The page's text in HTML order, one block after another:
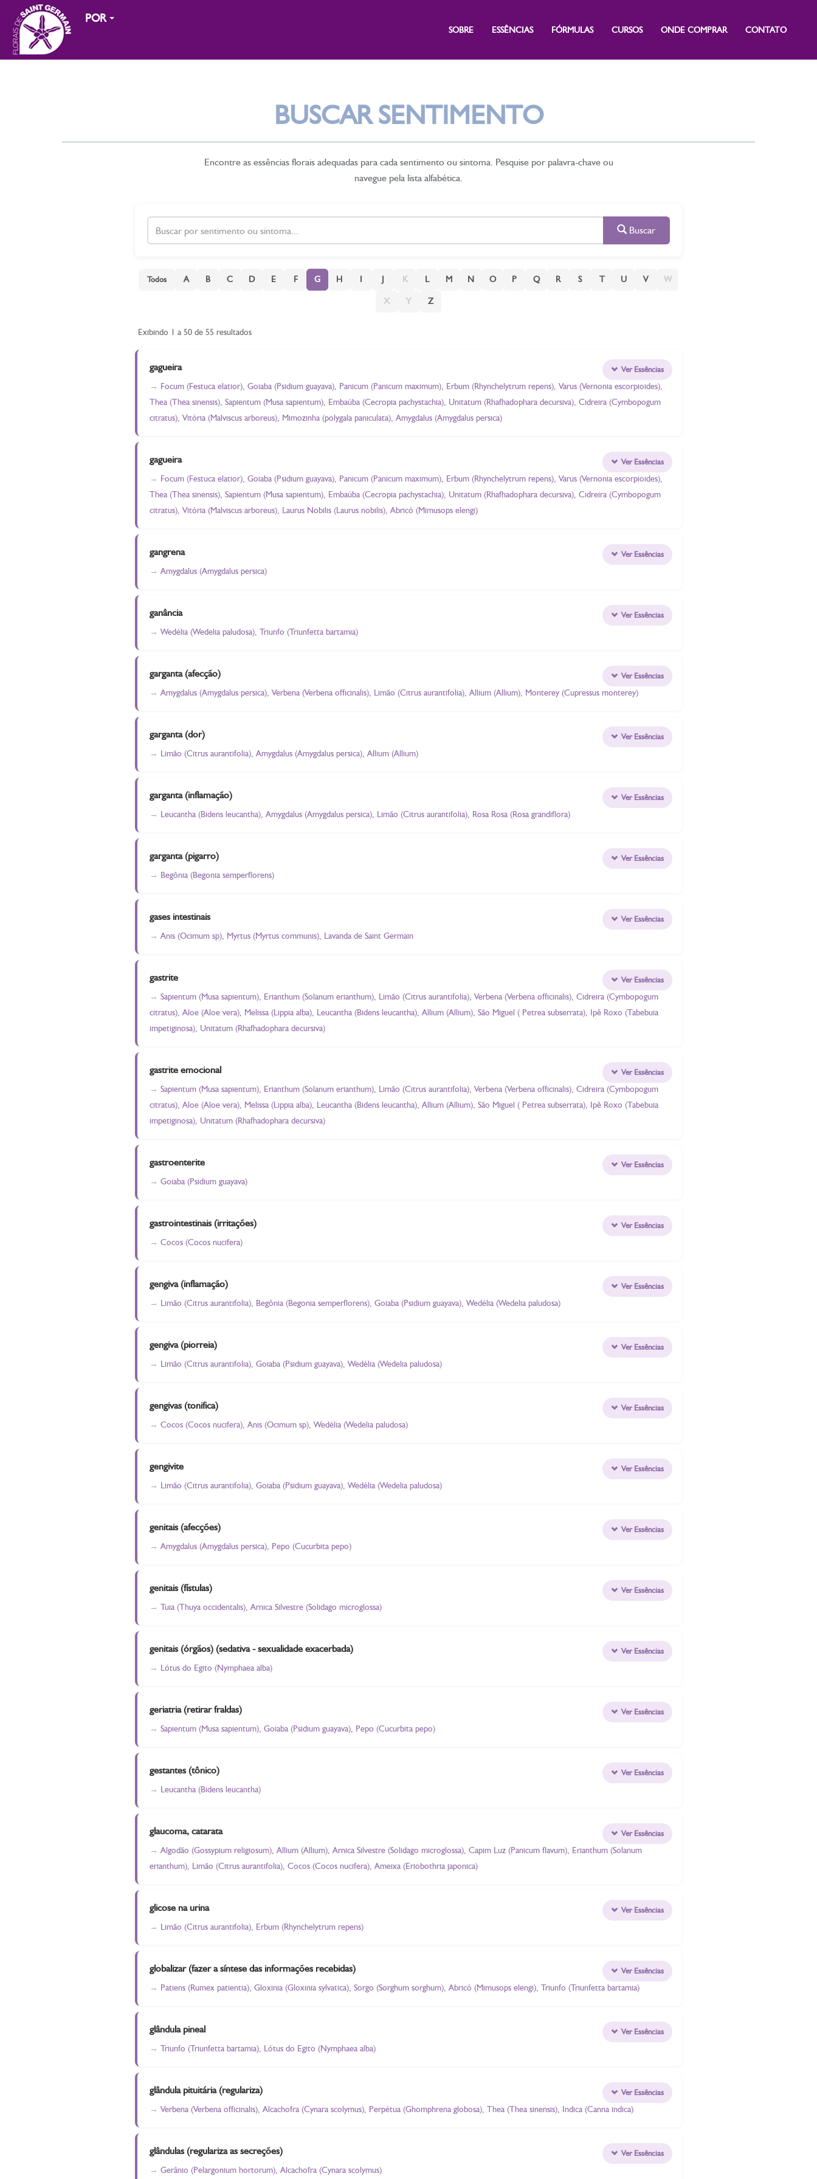
POR
SOBRE ESSÊNCIAS FÓRMULAS CURSOS ONDE COMPRAR CONTATO
BUSCAR SENTIMENTO
Encontre as essências florais adequadas para cada sentimento ou sintoma. Pesquise por palavra-chave ou
navegue pela lista alfabética.
Buscar
Todos A B C D E F G H I J K L M N O P Q R S T U V W
X Y Z
Exibindo 1 a 50 de 55 resultados
gagueira
Focum (Festuca elatior), Goiaba (Psidium guayava), Panicum (Panicum maximum), Erbum (Rhynchelytrum repens), Varus (Vernonia escorpioides),
Thea (Thea sinensis), Sapientum (Musa sapientum), Embaúba (Cecropia pachystachia), Unitatum (Rhafhadophara decursiva), Cidreira (Cymbopogum
citratus), Vitória (Malviscus arboreus), Mimozinha (polygala paniculata), Amygdalus (Amygdalus persica)
Ver Essências
gagueira
Focum (Festuca elatior), Goiaba (Psidium guayava), Panicum (Panicum maximum), Erbum (Rhynchelytrum repens), Varus (Vernonia escorpioides),
Thea (Thea sinensis), Sapientum (Musa sapientum), Embaúba (Cecropia pachystachia), Unitatum (Rhafhadophara decursiva), Cidreira (Cymbopogum
citratus), Vitória (Malviscus arboreus), Laurus Nobilis (Laurus nobilis), Abricó (Mimusops elengi)
Ver Essências
gangrena
Amygdalus (Amygdalus persica)
Ver Essências
ganância
Wedélia (Wedelia paludosa), Triunfo (Triunfetta bartamia)
Ver Essências
garganta (afecção)
Amygdalus (Amygdalus persica), Verbena (Verbena officinalis), Limão (Citrus aurantifolia), Allium (Allium), Monterey (Cupressus monterey)
Ver Essências
garganta (dor)
Limão (Citrus aurantifolia), Amygdalus (Amygdalus persica), Allium (Allium)
Ver Essências
garganta (inflamação)
Leucantha (Bidens leucantha), Amygdalus (Amygdalus persica), Limão (Citrus aurantifolia), Rosa Rosa (Rosa grandiflora)
Ver Essências
garganta (pigarro)
Begônia (Begonia semperflorens)
Ver Essências
gases intestinais
Anis (Ocimum sp), Myrtus (Myrtus communis), Lavanda de Saint Germain
Ver Essências
gastrite
Sapientum (Musa sapientum), Erianthum (Solanum erianthum), Limão (Citrus aurantifolia), Verbena (Verbena officinalis), Cidreira (Cymbopogum
citratus), Aloe (Aloe vera), Melissa (Lippia alba), Leucantha (Bidens leucantha), Allium (Allium), São Miguel ( Petrea subserrata), Ipê Roxo (Tabebuia
impetiginosa), Unitatum (Rhafhadophara decursiva)
Ver Essências
gastrite emocional
Sapientum (Musa sapientum), Erianthum (Solanum erianthum), Limão (Citrus aurantifolia), Verbena (Verbena officinalis), Cidreira (Cymbopogum
citratus), Aloe (Aloe vera), Melissa (Lippia alba), Leucantha (Bidens leucantha), Allium (Allium), São Miguel ( Petrea subserrata), Ipê Roxo (Tabebuia
impetiginosa), Unitatum (Rhafhadophara decursiva)
Ver Essências
gastroenterite
Goiaba (Psidium guayava)
Ver Essências
gastrointestinais (irritações)
Cocos (Cocos nucifera)
Ver Essências
gengiva (inflamação)
Limão (Citrus aurantifolia), Begônia (Begonia semperflorens), Goiaba (Psidium guayava), Wedélia (Wedelia paludosa)
Ver Essências
gengiva (piorreia)
Limão (Citrus aurantifolia), Goiaba (Psidium guayava), Wedélia (Wedelia paludosa)
Ver Essências
gengivas (tonifica)
Cocos (Cocos nucifera), Anis (Ocimum sp), Wedélia (Wedelia paludosa)
Ver Essências
gengivite
Limão (Citrus aurantifolia), Goiaba (Psidium guayava), Wedélia (Wedelia paludosa)
Ver Essências
genitais (afecções)
Amygdalus (Amygdalus persica), Pepo (Cucurbita pepo)
Ver Essências
genitais (fístulas)
Tuia (Thuya occidentalis), Arnica Silvestre (Solidago microglossa)
Ver Essências
genitais (órgãos) (sedativa - sexualidade exacerbada)
Lótus do Egito (Nymphaea alba)
Ver Essências
geriatria (retirar fraldas)
Sapientum (Musa sapientum), Goiaba (Psidium guayava), Pepo (Cucurbita pepo)
Ver Essências
gestantes (tônico)
Leucantha (Bidens leucantha)
Ver Essências
glaucoma, catarata
Algodão (Gossypium religiosum), Allium (Allium), Arnica Silvestre (Solidago microglossa), Capim Luz (Panicum flavum), Erianthum (Solanum
erianthum), Limão (Citrus aurantifolia), Cocos (Cocos nucifera), Ameixa (Eriobothria japonica)
Ver Essências
glicose na urina
Limão (Citrus aurantifolia), Erbum (Rhynchelytrum repens)
Ver Essências
globalizar (fazer a síntese das informações recebidas)
Patiens (Rumex patientia), Gloxinia (Gloxinia sylvatica), Sorgo (Sorghum sorghum), Abricó (Mimusops elengi), Triunfo (Triunfetta bartamia)
Ver Essências
glândula pineal
Triunfo (Triunfetta bartamia), Lótus do Egito (Nymphaea alba)
Ver Essências
glândula pituitária (regulariza)
Verbena (Verbena officinalis), Alcachofra (Cynara scolymus), Perpétua (Ghomphrena globosa), Thea (Thea sinensis), Indica (Canna indica)
Ver Essências
glândulas (regulariza as secreções)
Gerânio (Pelargonium hortorum), Alcachofra (Cynara scolymus)
Ver Essências